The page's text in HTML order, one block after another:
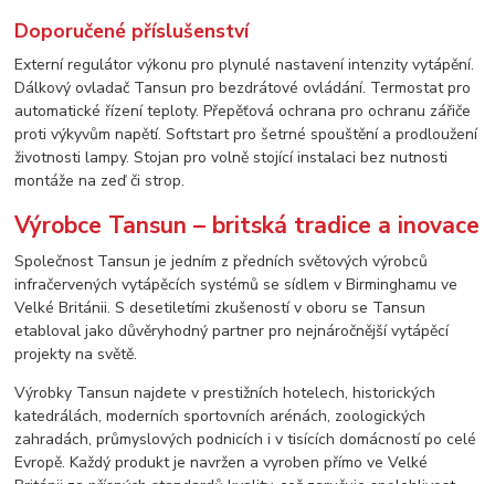
Doporučené příslušenství
Externí regulátor výkonu pro plynulé nastavení intenzity vytápění.
Dálkový ovladač Tansun pro bezdrátové ovládání. Termostat pro
automatické řízení teploty. Přepěťová ochrana pro ochranu zářiče
proti výkyvům napětí. Softstart pro šetrné spouštění a prodloužení
životnosti lampy. Stojan pro volně stojící instalaci bez nutnosti
montáže na zeď či strop.
Výrobce Tansun – britská tradice a inovace
Společnost Tansun je jedním z předních světových výrobců
infračervených vytápěcích systémů se sídlem v Birminghamu ve
Velké Británii. S desetiletími zkušeností v oboru se Tansun
etabloval jako důvěryhodný partner pro nejnáročnější vytápěcí
projekty na světě.
Výrobky Tansun najdete v prestižních hotelech, historických
katedrálách, moderních sportovních arénách, zoologických
zahradách, průmyslových podnicích i v tisících domácností po celé
Evropě. Každý produkt je navržen a vyroben přímo ve Velké